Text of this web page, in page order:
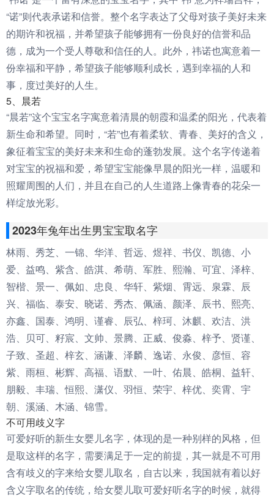
“诺”则代表承诺和信誉。整个名字表达了父母对孩子美好未来
的期许和祝福，并希望孩子能够拥有一份良好的信誉和品
德，成为一个受人尊敬和信任的人。此外，祎诺也寓意着一
份幸福和平静，希望孩子能够顺利成长，遇到幸福的人和
事，度过美好的人生。
5、晨若
“晨若”这个宝宝名字寓意着清晨的朝霞和温柔的阳光，代表着
新生命和希望。同时，“若”也有着柔软、青春、美好的含义，
象征着宝宝的美好未来和生命的蓬勃发展。这个名字传递着
对宝宝的祝福和爱，希望宝宝能像早晨的阳光一样，温暖和
照耀周围的人们，并且在自己的人生道路上像青春的花朵一
样绽放光彩。
2023年兔年出生男宝宝取名字
林雨、秀芝、一锦、华洋、哲远、煜祥、书仪、凯德、小
爱、益鸣、紫含、皓淇、希萌、军胜、熙瀚、可宜、泽梓、
智楷、景一、佩如、忠良、华轩、紫烟、霄远、泉霖、辰
兴、福临、泰安、晓诺、秀杰、佩涵、颜泽、辰书、熙亮、
亦鑫、国泰、鸿明、谨睿、辰弘、梓珂、沐麒、欢洁、洪
浩、贝可、籽宸、文帅、景腾、正威、俊淼、梓予、贤谨、
子致、圣超、梓玄、涵谦、泽麟、逸诺、永俊、彦恒、容
紫、雨桓、彬辉、高福、语默、一叶、佑晨、皓桐、益轩、
朋毅、丰瑞、恒熙、潇仪、羽恒、荣宇、梓优、奕霄、宇
朝、溪涵、木涵、锦雪。
不可用歧义字
可爱好听的新生女婴儿名字，体现的是一种别样的风格，但
是取这样的名字，需要满足于一定的前提，其一就是不可用
含有歧义的字来给女婴儿取名，自古以来，我国就有着以好
含义字取名的传统，给女婴儿取可爱好听名字的时候，就得